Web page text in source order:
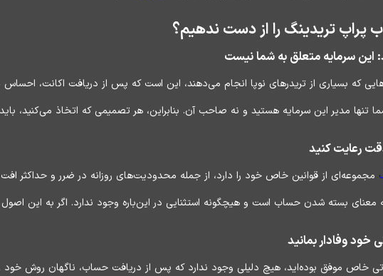
تریدینگ را از دست ندهیم؟
این سرمایه متعلق به شما نیست
که بسیاری از تریدرهای نوپا انجام می‌دهند، این است که پس از دریافت اکانت، احساس
تنها مدیر این سرمایه هستید و نه صاحب آن. بنابراین، هر تصمیمی که اتخاذ می‌کنید،
رعایت کنید
مجموعه‌ای از قوانین خاص خود را دارد، از جمله محدودیت‌های روزانه در ضرر و حداکثر افت
معنای بسته شدن حساب است و هیچگونه استثنایی در این‌باره وجود ندارد. اگر به این اصول
خود وفادار بمانید
خاص موفق بوده‌اید، هیچ دلیلی وجود ندارد که پس از دریافت حساب، ناگهان روش